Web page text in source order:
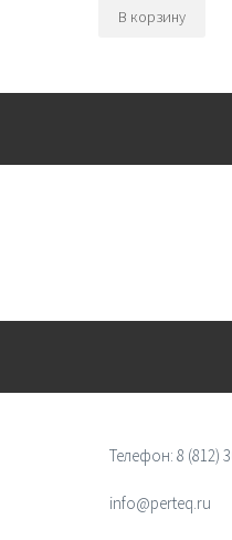
В корзину
Телефон: 8 (812)
info@perteq.ru